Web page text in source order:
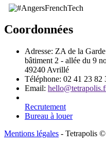
Coordonnées
Adresse: ZA de la Garde
bâtiment 2 - allée du 9
49240 Avrillé
Téléphone: 02 41 23 82
Email:
Recrutement
Bureau à louer
Mentions légales - Tetrapolis